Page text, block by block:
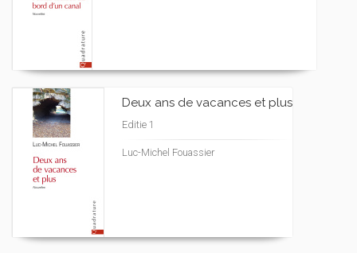
Deux ans de vacances et plus
Editie 1
Luc-Michel Fouassier